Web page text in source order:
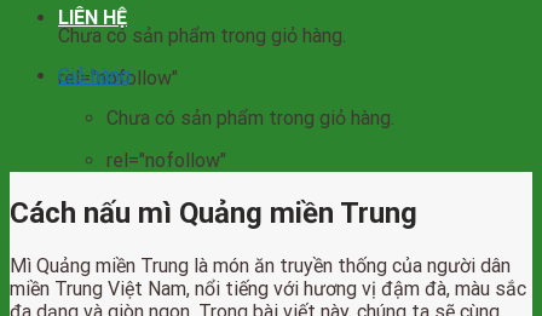
Chưa có sản phẩm trong giỏ hàng.
rel="nofollow"
LIÊN HỆ
Giỏ hàng
Chưa có sản phẩm trong giỏ hàng.
rel="nofollow"
Cách nấu mì Quảng miền Trung
Mì Quảng miền Trung là món ăn truyền thống của người dân
miền Trung Việt Nam, nổi tiếng với hương vị đậm đà, màu sắc